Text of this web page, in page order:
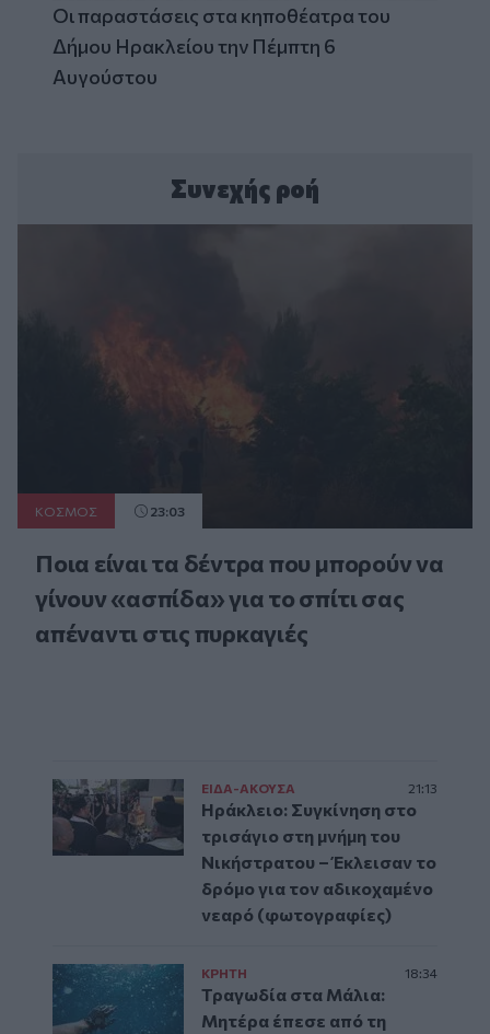
Οι παραστάσεις στα κηποθέατρα του
Δήμου Ηρακλείου την Πέμπτη 6
Αυγούστου
Συνεχής ροή
ΚΟΣΜΟΣ 23:03
Ποια είναι τα δέντρα που μπορούν να
γίνουν «ασπίδα» για το σπίτι σας
απέναντι στις πυρκαγιές
ΕΙΔΑ-ΑΚΟΥΣΑ 21:13
Ηράκλειο: Συγκίνηση στο
τρισάγιο στη μνήμη του
Νικήστρατου – Έκλεισαν το
δρόμο για τον αδικοχαμένο
νεαρό (φωτογραφίες)
ΚΡΗΤΗ 18:34
Τραγωδία στα Μάλια:
Μητέρα έπεσε από τη